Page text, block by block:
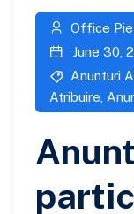
Office
June 30,
Anunturi
Atribuire